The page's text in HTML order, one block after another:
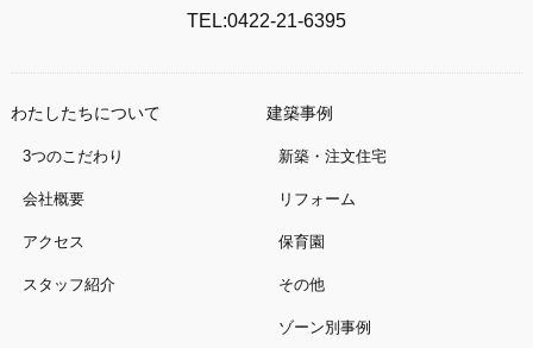
TEL:0422-21-6395
わたしたちについて
3つのこだわり
会社概要
アクセス
スタッフ紹介
建築事例
新築・注文住宅
リフォーム
保育園
その他
ゾーン別事例